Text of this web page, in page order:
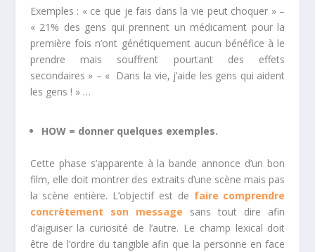
Exemples : « ce que je fais dans la vie peut choquer » –
« 21% des gens qui prennent un médicament pour la
première fois n’ont génétiquement aucun bénéfice à le
prendre mais souffrent pourtant des effets
secondaires » – « Dans la vie, j’aide les gens qui aident
les gens ! » …
HOW = donner quelques exemples.
Cette phase s’apparente à la bande annonce d’un bon
film, elle doit montrer des extraits d’une scène mais pas
la scène entière. L’objectif est de faire comprendre
concrètement son message
sans tout dire afin
d’aiguiser la curiosité de l’autre. Le champ lexical doit
être de l’ordre du tangible afin que la personne en face